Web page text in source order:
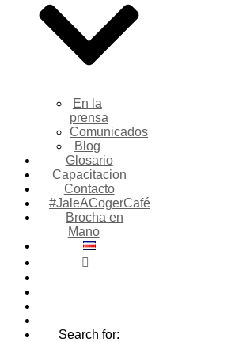
En la
prensa
Comunicados
Blog
Glosario
Capacitacion
Contacto
#JaleACogerCafé
Brocha en
Mano
Search for: